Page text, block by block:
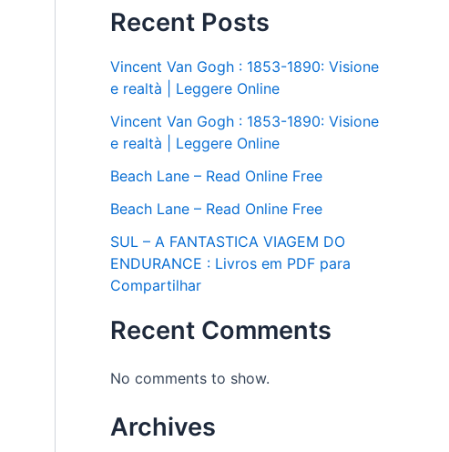
Recent Posts
Vincent Van Gogh : 1853-1890: Visione
e realtà | Leggere Online
Vincent Van Gogh : 1853-1890: Visione
e realtà | Leggere Online
Beach Lane – Read Online Free
Beach Lane – Read Online Free
SUL – A FANTASTICA VIAGEM DO
ENDURANCE : Livros em PDF para
Compartilhar
Recent Comments
No comments to show.
Archives